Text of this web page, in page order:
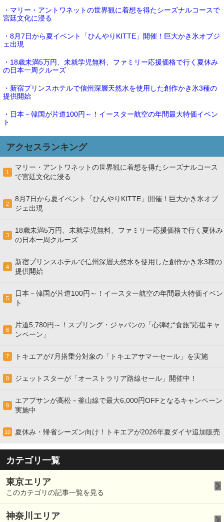
・マリー・アントワネットの世界観に着想を得たシーズナルコースで
宮廷文化に浸る
・8月7日から夏イベント「ひんやりKITTE」開催！巨大かき氷オブジ
ェ出現
・18歳未満5万円、未就学児無料、ファミリー応援価格で行く夏休み
の日本一周クルーズ
・新宿プリンスホテルで信州深層天然水を使用した創作かき氷3種の
提供開始
・日本－韓国が片道100円～！イースター航空の年間最大特価イベン
ト
アクセスランキング
1
マリー・アントワネットの世界観に着想を得たシーズナルコース
で宮廷文化に浸る
2
8月7日から夏イベント「ひんやりKITTE」開催！巨大かき氷オブ
ジェ出現
3
18歳未満5万円、未就学児無料、ファミリー応援価格で行く夏休み
の日本一周クルーズ
4
新宿プリンスホテルで信州深層天然水を使用した創作かき氷3種の
提供開始
5
日本－韓国が片道100円～！イースター航空の年間最大特価イベン
ト
6
片道5,780円～！スプリング・ジャパンの「心弾む“食旅”応援キャ
ンペーン」
7 トキエアが7月搭乗分対象の「トキエアサマーセール」を実施
8 ジェットスターが「オーストラリア路線セール」開催中！
9
エアプサンが高松－釜山線で最大6,000円OFFとなるキャンペーン
実施中
10 夏休み・帰省シーズン向け！トキエアが2026年夏ダイヤ追加販売
カテゴリ一覧
東京エリア
このカテゴリの記事一覧を見る
神奈川エリア